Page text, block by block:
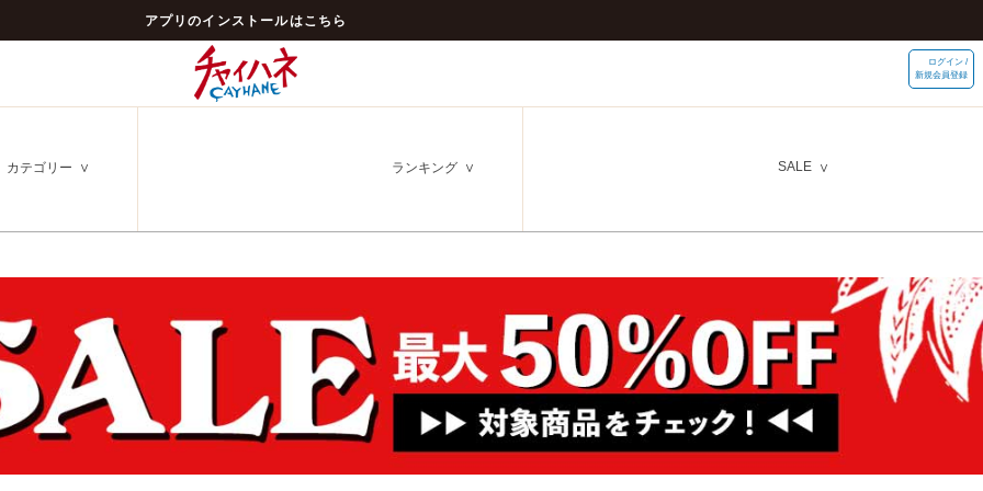
アプリのインストールはこちら
ログイン /
新規会員登録
カテゴリー ランキング SALE